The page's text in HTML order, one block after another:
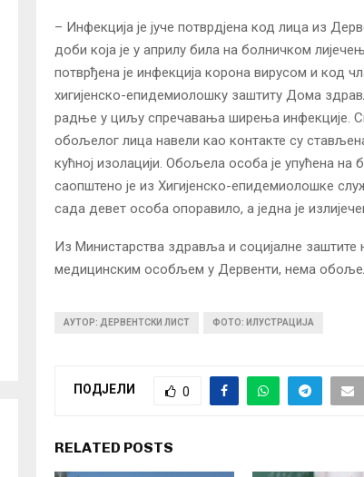
– Инфекција је јуче потврдјена код лица из
доби која је у априлу била на болничком
потврђена је инфекција корона вирусом и код
хигијенско-епидемиолошку заштиту Дома
радње у циљу спречавања ширења инфекције.
обољелог лица навели као контакте су
кућној изолацији. Обољела особа је упућена
саопштено је из Хигијенско-епидемиолошке
сада девет особа опоравило, а једна је
Из Министарства здравља и социјалне заштите
медицинским особљем у Дервенти, нема
АУТОР: ДЕРВЕНТСКИ ЛИСТ ФОТО: ИЛУСТРАЦИЈА
ПОДЈЕЛИ 0
RELATED POSTS